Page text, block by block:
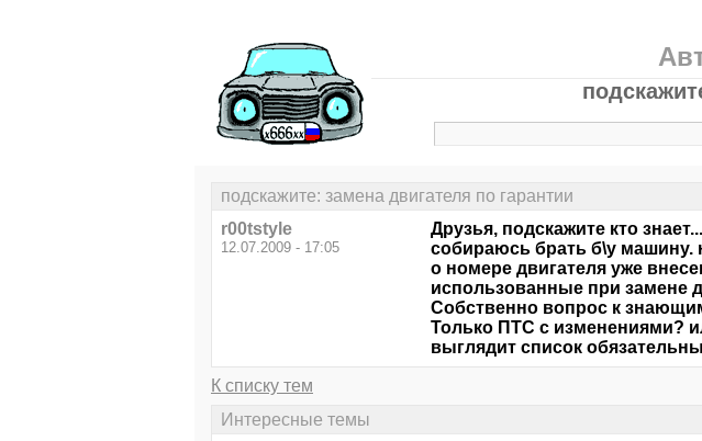
подскажите: замена двигателя по гарантии
r00tstyle
12.07.2009 - 17:05
Друзья, подскажите кто знает...
собираюсь брать б\у машину.
о номере двигателя уже
использованные при замене
Собственно вопрос к
Только ПТС с изменениями?
выглядит список
К списку тем
Интересные темы